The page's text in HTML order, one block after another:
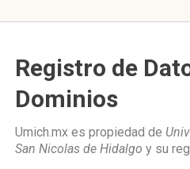
Registro de
Dominios
Umich.mx es propiedad de
San Nicolas de Hidalgo y su